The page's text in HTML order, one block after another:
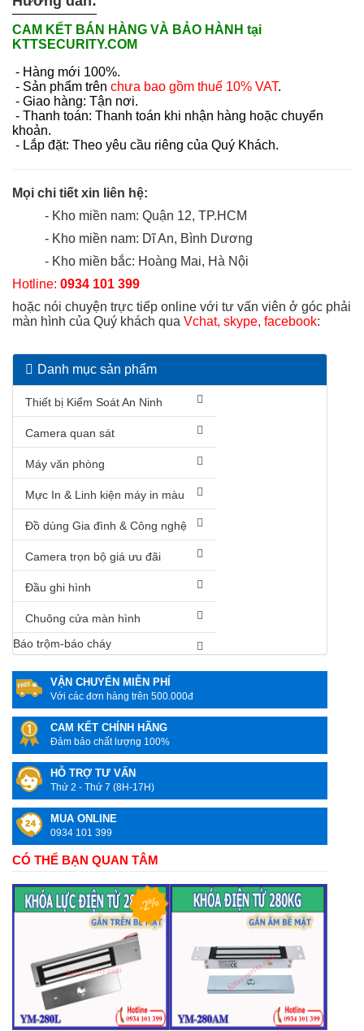
Danh mục sản phẩm
Thiết bị Kiểm Soát An Ninh
Camera quan sát
Máy văn phòng
Mực In & Linh kiện máy in màu
Đồ dùng Gia đình & Công nghệ
Camera trọn bộ giá ưu đãi
Đầu ghi hình
Chuông cửa màn hình
Báo trộm-báo cháy
VẬN CHUYỂN MIỄN PHÍ
Với các đơn hàng trên 500.000đ
CAM KẾT CHÍNH HÃNG
Đảm bảo chất lượng 100%
HỖ TRỢ TƯ VẤN
Thứ 2 - Thứ 7 (8H-17H)
MUA ONLINE
0934 101 399
CÓ THỂ BẠN QUAN TÂM
-2%
CAM KẾT BÁN HÀNG VÀ BẢO HÀNH tại
KTTSECURITY.COM
- Hàng mới 100%.
- Sản phẩm trên chưa bao gồm thuế 10% VAT.
- Giao hàng: Tận nơi.
- Thanh toán: Thanh toán khi nhận hàng hoặc chuyển
khoản.
- Lắp đặt: Theo yêu cầu riêng của Quý Khách.
Mọi chi tiết xin liên hệ:
- Kho miền nam: Quận 12, TP.HCM
- Kho miền nam: Dĩ An, Bình Dương
- Kho miền bắc: Hoàng Mai, Hà Nội
Hotline: 0934 101 399
hoặc nói chuyện trực tiếp online với tư vấn viên ở góc phải
màn hình của Quý khách qua Vchat, skype, facebook: